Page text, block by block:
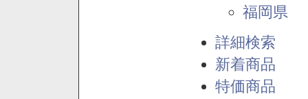
福岡県
詳細検索
新着商品
特価商品